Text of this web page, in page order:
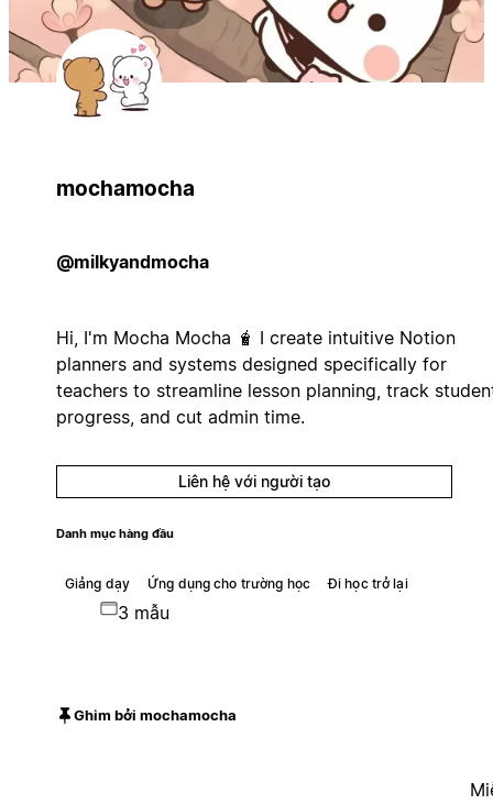
mochamocha
@milkyandmocha
Hi, I'm Mocha Mocha 🧋 I create intuitive Notion
planners and systems designed specifically for
teachers to streamline lesson planning, track
progress, and cut admin time.
Liên hệ với người tạo
Danh mục hàng đầu
Giảng dạy Ứng dụng cho trường học Đi học trở lại
3 mẫu
Ghim bởi mochamocha